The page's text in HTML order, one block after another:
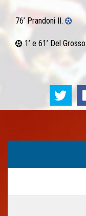
76’ Prandoni II.
1’ e 61’ Del Grosso